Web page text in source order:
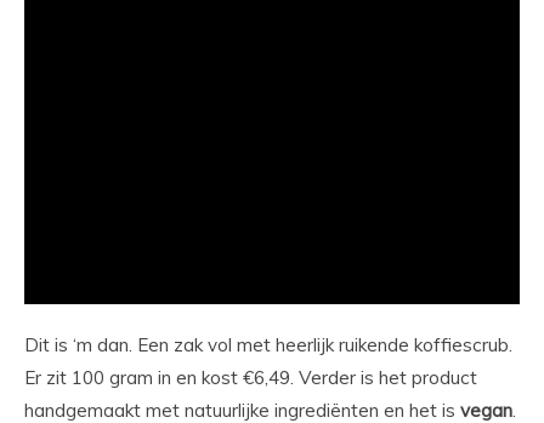
Dit is ‘m dan. Een zak vol met heerlijk ruikende koffiescrub.
Er zit 100 gram in en kost €6,49. Verder is het product
handgemaakt met natuurlijke ingrediënten en het is vegan